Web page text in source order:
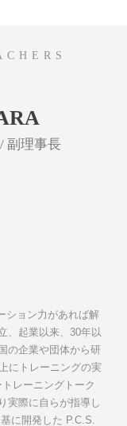
副理事長
ション力があれば解
、起業以来、30年以
の企業や団体から研
にトレーニングの実
レーニングトーク
実際に自らが指導し
に開発した P.C.S.